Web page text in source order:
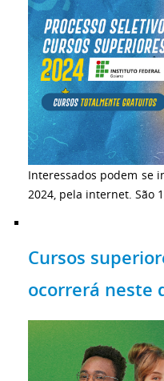
Interessados podem se
2024, pela internet. São
Cursos
ocorrerá neste